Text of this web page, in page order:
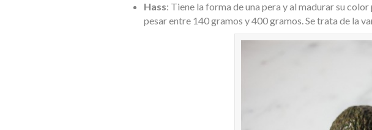
Hass: Tiene la forma de una pera y al madurar su
pesar entre 140 gramos y 400 gramos. Se trata de la